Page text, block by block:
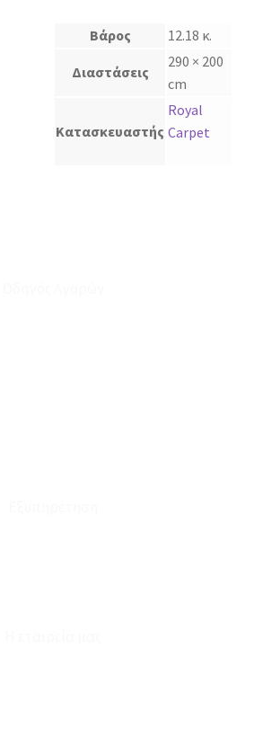
Βάρος 12.18 κ.
Διαστάσεις
290 × 200
cm
Κατασκευαστής
Royal
Carpet